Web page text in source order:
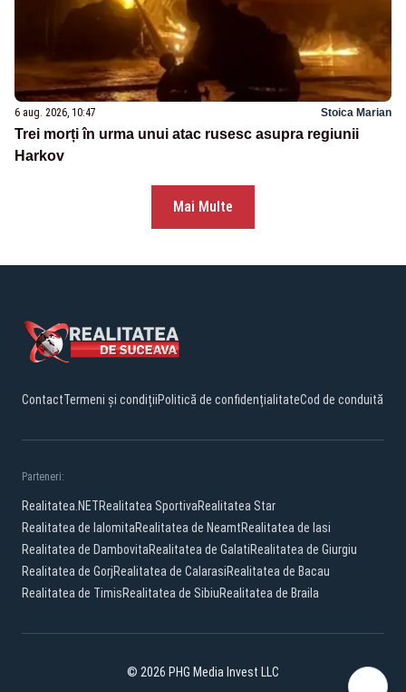
6 aug. 2026, 10:47 Stoica Marian
Trei morți în urma unui atac rusesc asupra regiunii
Harkov
Mai Multe
ContactTermeni și condițiiPolitică de confidențialitateCod de conduită
Parteneri:
Realitatea.NETRealitatea SportivaRealitatea Star
Realitatea de IalomitaRealitatea de NeamtRealitatea de Iasi
Realitatea de DambovitaRealitatea de GalatiRealitatea de Giurgiu
Realitatea de GorjRealitatea de CalarasiRealitatea de Bacau
Realitatea de TimisRealitatea de SibiuRealitatea de Braila
© 2026 PHG Media Invest LLC